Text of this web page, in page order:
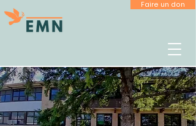
Faire un don